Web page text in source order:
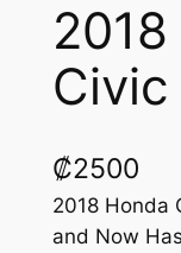
Civic
₡2500
2018 Honda
and Now